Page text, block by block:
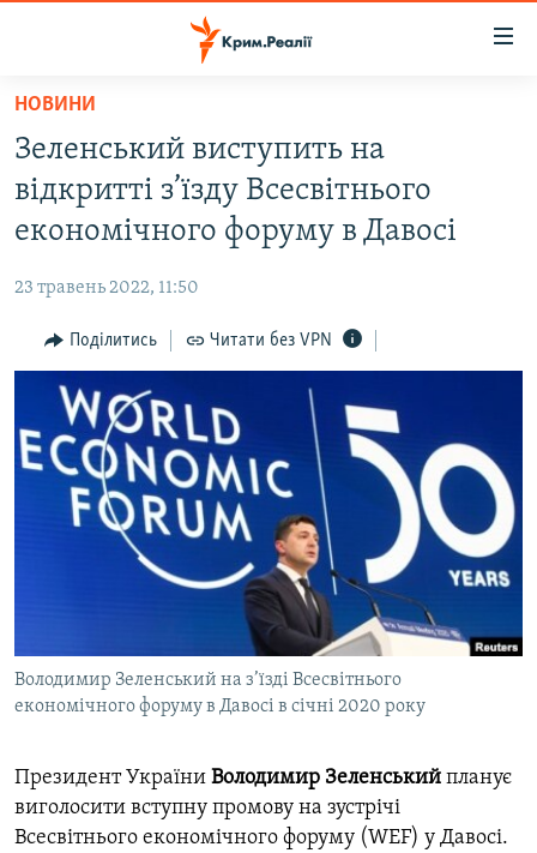
Перейти
основного
матеріалу
Перейти
до
основної
навігації
Перейти
до
пошуку
ВІДЕО ТА ФОТО
БЛОГИ
ПОГЛЯД
ІНТЕРВ'Ю
ВСЕ ЗА ДЕНЬ
СПЕЦПРОЕКТИ
ДЕПОРТАЦІЯ
ВІДЕОУРОКИ «ELIFBE»
УКРАЇНСЬКА ПРОБЛЕМА КРИМУ
ІНФОГРАФІКА
ЯК ОБІЙТИ БЛОКУВАННЯ
ДОЛУЧАЙСЯ!
Усі сайти RFE/RL
НОВИНИ
Зеленський виступить на
відкритті з’їзду Всесвітнього
економічного форуму в Давосі
23 травень 2022, 11:50
Поділитись Читати без VPN
Володимир Зеленський на з’їзді Всесвітнього
економічного форуму в Давосі в січні 2020 року
Президент України Володимир Зеленський планує
виголосити вступну промову на зустрічі
Всесвітнього економічного форуму (WEF) у Давосі.